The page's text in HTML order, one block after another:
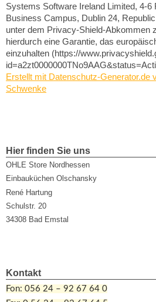
Systems Software Ireland Limited, 4-
Business Campus, Dublin 24,
unter dem Privacy-Shield-Abkommen
hierdurch eine Garantie, das
einzuhalten (https://
Erstellt mit Datenschutz-Generator.de
Schwenke
Hier finden Sie uns
OHLE Store Nordhessen
Einbauküchen Olschansky
René Hartung
Schulstr. 20
34308 Bad Emstal
Kontakt
Fon: 056 24 – 92 67 64 0